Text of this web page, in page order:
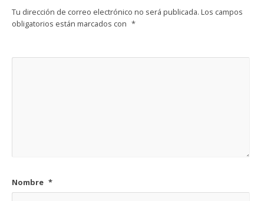
Tu dirección de correo electrónico no será publicada. Los campos
obligatorios están marcados con *
Nombre *